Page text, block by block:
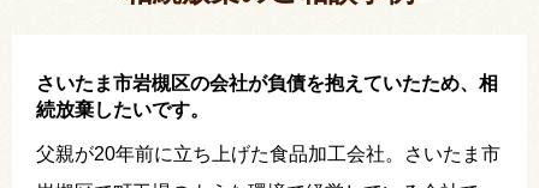
さいたま市岩槻区の会社が負債を抱えていたため、相
続放棄したいです。
父親が20年前に立ち上げた食品加工会社。さいたま市